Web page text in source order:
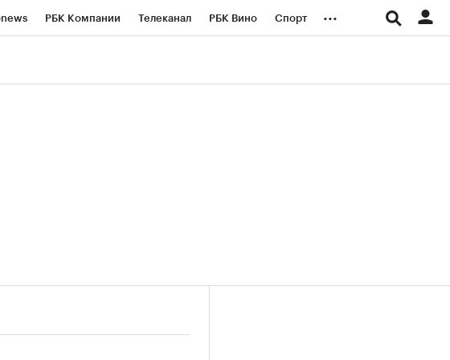
РБК Компании Телеканал РБК Вино Спорт ...